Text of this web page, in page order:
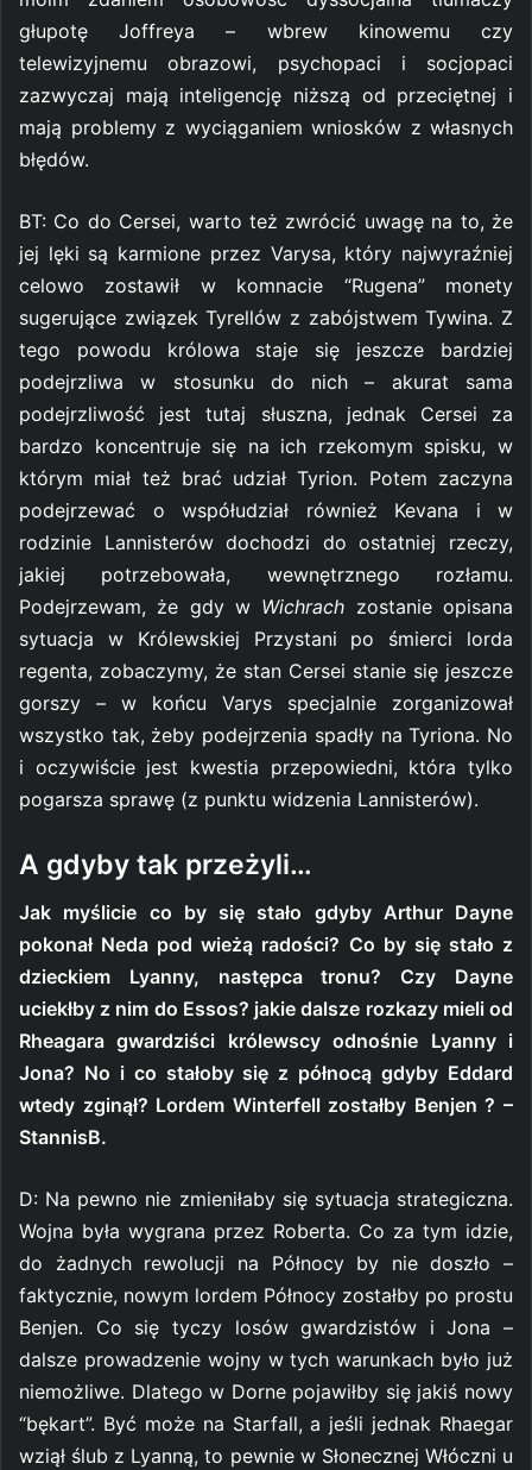
głupotę Joffreya – wbrew kinowemu czy
telewizyjnemu obrazowi, psychopaci i socjopaci
zazwyczaj mają inteligencję niższą od przeciętnej i
mają problemy z wyciąganiem wniosków z własnych
błędów.
BT: Co do Cersei, warto też zwrócić uwagę na to, że
jej lęki są karmione przez Varysa, który najwyraźniej
celowo zostawił w komnacie “Rugena” monety
sugerujące związek Tyrellów z zabójstwem Tywina. Z
tego powodu królowa staje się jeszcze bardziej
podejrzliwa w stosunku do nich – akurat sama
podejrzliwość jest tutaj słuszna, jednak Cersei za
bardzo koncentruje się na ich rzekomym spisku, w
którym miał też brać udział Tyrion. Potem zaczyna
podejrzewać o współudział również Kevana i w
rodzinie Lannisterów dochodzi do ostatniej rzeczy,
jakiej potrzebowała, wewnętrznego rozłamu.
Podejrzewam, że gdy w Wichrach zostanie opisana
sytuacja w Królewskiej Przystani po śmierci lorda
regenta, zobaczymy, że stan Cersei stanie się jeszcze
gorszy – w końcu Varys specjalnie zorganizował
wszystko tak, żeby podejrzenia spadły na Tyriona. No
i oczywiście jest kwestia przepowiedni, która tylko
pogarsza sprawę (z punktu widzenia Lannisterów).
A gdyby tak przeżyli…
Jak myślicie co by się stało gdyby Arthur Dayne
pokonał Neda pod wieżą radości? Co by się stało z
dzieckiem Lyanny, następca tronu? Czy Dayne
uciekłby z nim do Essos? jakie dalsze rozkazy mieli od
Rheagara gwardziści królewscy odnośnie Lyanny i
Jona? No i co stałoby się z północą gdyby Eddard
wtedy zginął? Lordem Winterfell zostałby Benjen ? –
StannisB.
D: Na pewno nie zmieniłaby się sytuacja strategiczna.
Wojna była wygrana przez Roberta. Co za tym idzie,
do żadnych rewolucji na Północy by nie doszło –
faktycznie, nowym lordem Północy zostałby po prostu
Benjen. Co się tyczy losów gwardzistów i Jona –
dalsze prowadzenie wojny w tych warunkach było już
niemożliwe. Dlatego w Dorne pojawiłby się jakiś nowy
“bękart”. Być może na Starfall, a jeśli jednak Rhaegar
wziął ślub z Lyanną, to pewnie w Słonecznej Włóczni u